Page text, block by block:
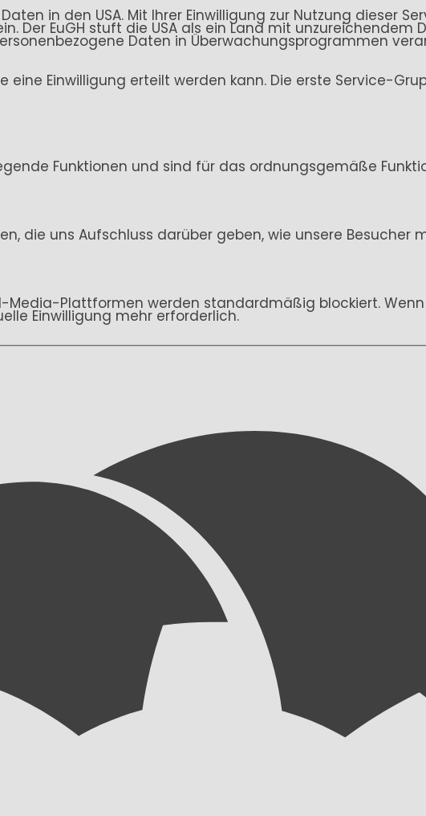
in den USA. Mit Ihrer Einwilligung zur Nutzung dieser
Der EuGH stuft die USA als ein Land mit
Daten in Überwachungsprogrammen
eine Einwilligung erteilt werden kann. Die erste Service-
Funktionen und sind für das ordnungsgemäße
die uns Aufschluss darüber geben, wie unsere Besucher
Plattformen werden standardmäßig blockiert.
Einwilligung mehr erforderlich.